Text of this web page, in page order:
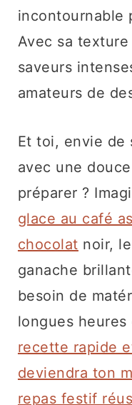
incontournable
Avec sa
saveurs
amateurs de
Et toi, envie de
avec une
préparer ?
glace au café
chocolat noir,
ganache
besoin de
longues
recette rapide
deviendra ton
repas festif